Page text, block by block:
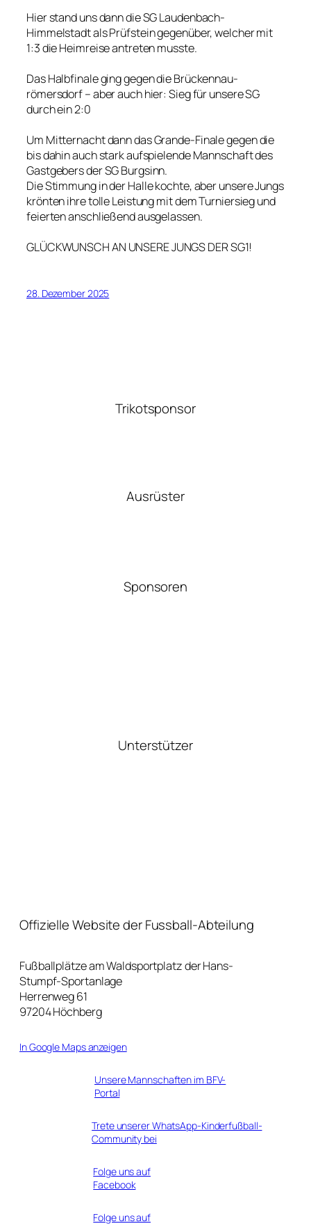
Hier stand uns dann die SG Laudenbach-
Himmelstadt als Prüfstein gegenüber, welcher mit
1:3 die Heimreise antreten musste.
Das Halbfinale ging gegen die Brückennau-
römersdorf – aber auch hier: Sieg für unsere SG
durch ein 2:0
Um Mitternacht dann das Grande-Finale gegen die
bis dahin auch stark aufspielende Mannschaft des
Gastgebers der SG Burgsinn.
Die Stimmung in der Halle kochte, aber unsere Jungs
krönten ihre tolle Leistung mit dem Turniersieg und
feierten anschließend ausgelassen.
GLÜCKWUNSCH AN UNSERE JUNGS DER SG1!
28. Dezember 2025
Trikotsponsor
Ausrüster
Sponsoren
Unterstützer
Offizielle Website der Fussball-Abteilung
Fußballplätze am Waldsportplatz der Hans-
Stumpf-Sportanlage
Herrenweg 61
97204 Höchberg
In Google Maps anzeigen
Unsere Mannschaften im BFV-
Portal
Trete unserer WhatsApp-Kinderfußball-
Community bei
Folge uns auf
Facebook
Folge uns auf